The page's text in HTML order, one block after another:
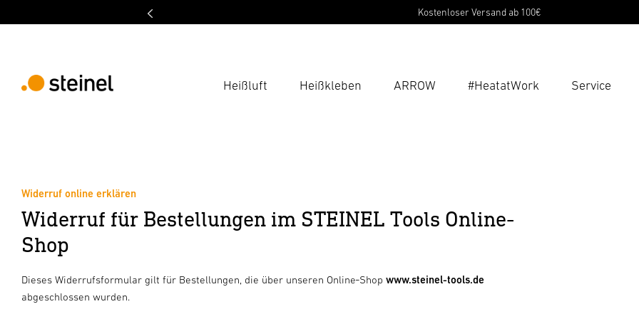
Kostenloser Versand ab 100€
Heißluft Heißkleben ARROW #HeatatWork Service
Widerruf online erklären
Widerruf für Bestellungen im STEINEL Tools Online-
Shop
Dieses Widerrufsformular gilt für Bestellungen, die über unseren Online‑Shop www.steinel-tools.de
abgeschlossen wurden.